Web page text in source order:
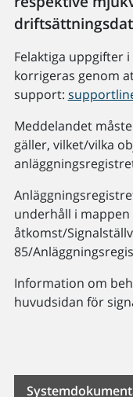
Felaktiga uppgifter
korrigeras genom
support:
Meddelandet
gäller, vilket/vilka
underhåll i
åtkomst/
85/
Information om
huvudsidan för